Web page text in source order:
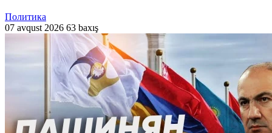
Политика
07 avqust 2026 63 baxış